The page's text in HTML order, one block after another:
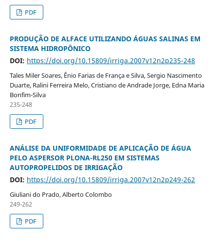
PDF
PRODUÇÃO DE ALFACE UTILIZANDO ÁGUAS SALINAS EM
SISTEMA HIDROPÔNICO
DOI: https://doi.org/10.15809/irriga.2007v12n2p235-248
Tales Miler Soares, Ênio Farias de França e Silva, Sergio Nascimento
Duarte, Ralini Ferreira Melo, Cristiano de Andrade Jorge, Edna Maria
Bonfim-Silva
235-248
PDF
ANÁLISE DA UNIFORMIDADE DE APLICAÇÃO DE ÁGUA
PELO ASPERSOR PLONA-RL250 EM SISTEMAS
AUTOPROPELIDOS DE IRRIGAÇÃO
DOI: https://doi.org/10.15809/irriga.2007v12n2p249-262
Giuliani do Prado, Alberto Colombo
249-262
PDF